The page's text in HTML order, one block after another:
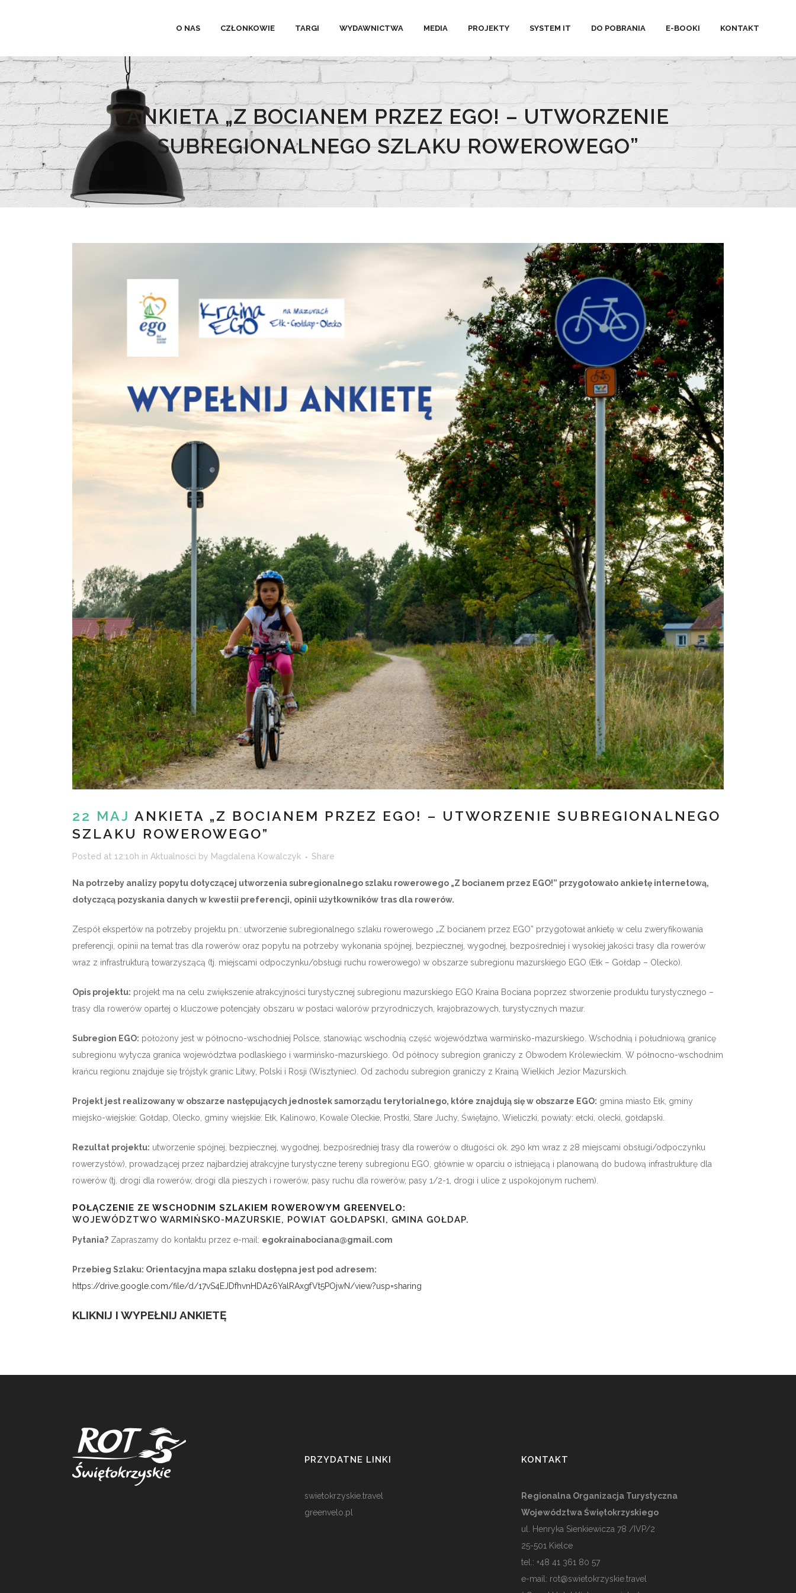
O NAS CZŁONKOWIE TARGI WYDAWNICTWA MEDIA PROJEKTY SYSTEM IT DO POBRANIA E-BOOKI KONTAKT
ANKIETA „Z BOCIANEM PRZEZ EGO! – UTWORZENIE
SUBREGIONALNEGO SZLAKU ROWEROWEGO”
22 MAJ ANKIETA „Z BOCIANEM PRZEZ EGO! – UTWORZENIE SUBREGIONALNEGO
SZLAKU ROWEROWEGO”
Posted at 12:10h in Aktualności by Magdalena Kowalczyk Share
Na potrzeby analizy popytu dotyczącej utworzenia subregionalnego szlaku rowerowego „Z bocianem przez EGO!” przygotowało ankietę internetową,
dotyczącą pozyskania danych w kwestii preferencji, opinii użytkowników tras dla rowerów.
Zespół ekspertów na potrzeby projektu pn.: utworzenie subregionalnego szlaku rowerowego „Z bocianem przez EGO” przygotował ankietę w celu zweryfikowania
preferencji, opinii na temat tras dla rowerów oraz popytu na potrzeby wykonania spójnej, bezpiecznej, wygodnej, bezpośredniej i wysokiej jakości trasy dla rowerów
wraz z infrastrukturą towarzyszącą (tj. miejscami odpoczynku/obsługi ruchu rowerowego) w obszarze subregionu mazurskiego EGO (Ełk – Gołdap – Olecko).
Opis projektu: projekt ma na celu zwiększenie atrakcyjności turystycznej subregionu mazurskiego EGO Kraina Bociana poprzez stworzenie produktu turystycznego –
trasy dla rowerów opartej o kluczowe potencjały obszaru w postaci walorów przyrodniczych, krajobrazowych, turystycznych mazur.
Subregion EGO: położony jest w północno-wschodniej Polsce, stanowiąc wschodnią część województwa warmińsko-mazurskiego. Wschodnią i południową granicę
subregionu wytycza granica województwa podlaskiego i warmińsko-mazurskiego. Od północy subregion graniczy z Obwodem Królewieckim. W północno-wschodnim
krańcu regionu znajduje się trójstyk granic Litwy, Polski i Rosji (Wisztyniec). Od zachodu subregion graniczy z Krainą Wielkich Jezior Mazurskich.
Projekt jest realizowany w obszarze następujących jednostek samorządu terytorialnego, które znajdują się w obszarze EGO: gmina miasto Ełk, gminy
miejsko-wiejskie: Gołdap, Olecko, gminy wiejskie: Ełk, Kalinowo, Kowale Oleckie, Prostki, Stare Juchy, Świętajno, Wieliczki, powiaty: ełcki, olecki, gołdapski.
Rezultat projektu: utworzenie spójnej, bezpiecznej, wygodnej, bezpośredniej trasy dla rowerów o długości ok. 290 km wraz z 28 miejscami obsługi/odpoczynku
rowerzystów), prowadzącej przez najbardziej atrakcyjne turystyczne tereny subregionu EGO, głównie w oparciu o istniejącą i planowaną do budową infrastrukturę dla
rowerów (tj. drogi dla rowerów, drogi dla pieszych i rowerów, pasy ruchu dla rowerów, pasy 1/2-1, drogi i ulice z uspokojonym ruchem).
POŁĄCZENIE ZE WSCHODNIM SZLAKIEM ROWEROWYM GREENVELO:
WOJEWÓDZTWO WARMIŃSKO-MAZURSKIE, POWIAT GOŁDAPSKI, GMINA GOŁDAP.
Pytania? Zapraszamy do kontaktu przez e-mail: egokrainabociana@gmail.com
Przebieg Szlaku: Orientacyjna mapa szlaku dostępna jest pod adresem:
https://drive.google.com/file/d/17vS4EJDfhvnHDAz6YalRAxgfVt5POjwN/view?usp=sharing
KLIKNIJ I WYPEŁNIJ ANKIETĘ
PRZYDATNE LINKI
swietokrzyskie.travel
greenvelo.pl
KONTAKT
Regionalna Organizacja Turystyczna
Województwa Świętokrzyskiego
ul. Henryka Sienkiewicza 78 /IVP/2
25-501 Kielce
tel.: +48 41 361 80 57
e-mail: rot@swietokrzyskie.travel